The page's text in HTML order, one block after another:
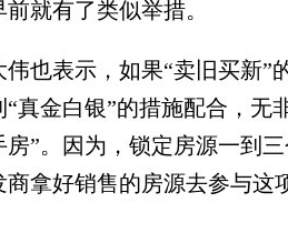
就有了类似举措。
表示，如果“卖旧买新”
“真金白银”的措施配合，无
房”。因为，锁定房源一到
商拿好销售的房源去参与这